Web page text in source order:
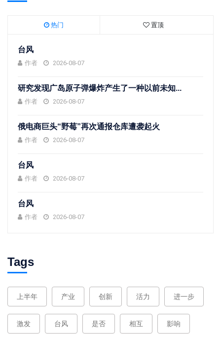
热门 置顶
台风
作者 2026-08-07
研究发现广岛原子弹爆炸产生了一种以前未知...
作者 2026-08-07
俄电商巨头“野莓”再次通报仓库遭袭起火
作者 2026-08-07
台风
作者 2026-08-07
台风
作者 2026-08-07
Tags
上半年 产业 创新 活力 进一步
激发 台风 是否 相互 影响